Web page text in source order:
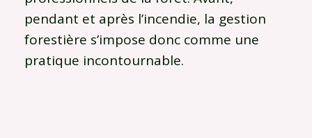
pendant et après l’incendie, la gestion
forestière s’impose donc comme une
pratique incontournable.